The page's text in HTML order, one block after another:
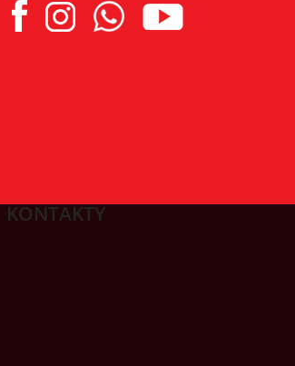
KONTAKTY